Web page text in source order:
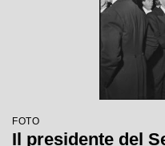
FOTO
Il presidente del